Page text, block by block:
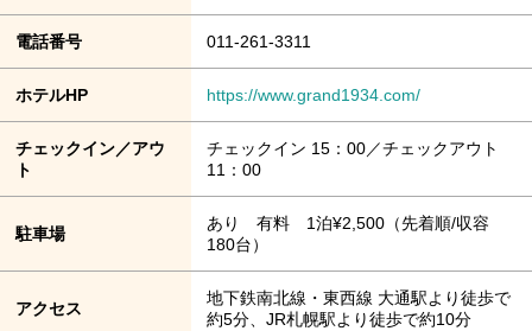
電話番号 011-261-3311
ホテルHP https://www.grand1934.com/
チェックイン／アウ
ト
チェックイン 15：00／チェックアウト
11：00
駐車場
あり 有料 1泊¥2,500（先着順/収容
180台）
アクセス
地下鉄南北線・東西線 大通駅より徒歩で
約5分、JR札幌駅より徒歩で約10分